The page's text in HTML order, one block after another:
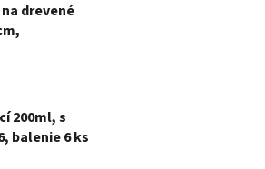
drevené
200ml, s
balenie 6 ks